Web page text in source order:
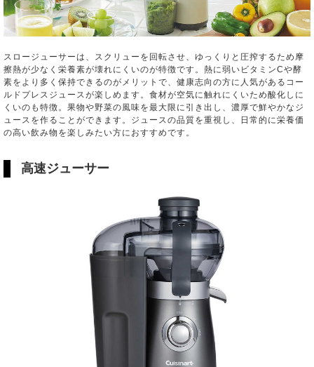
スロージューサーは、スクリューを回転させ、ゆっくりと圧搾するため摩
擦熱が少なく栄養素が壊れにくいのが特徴です。熱に弱いビタミンCや酵
素をより多く保持できるのがメリットで、健康志向の方に人気があるコー
ルドプレスジュースが楽しめます。食材が空気に触れにくいため酸化しに
くいのも特徴。果物や野菜の風味を最大限に引き出し、濃厚で鮮やかなジ
ュースを作ることができます。ジュースの品質を重視し、日常的に栄養価
の高い飲み物を楽しみたい方におすすめです。
高速ジューサー